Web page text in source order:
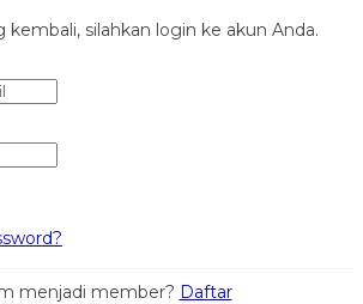
kembali, silahkan login ke akun Anda.
menjadi member? Daftar